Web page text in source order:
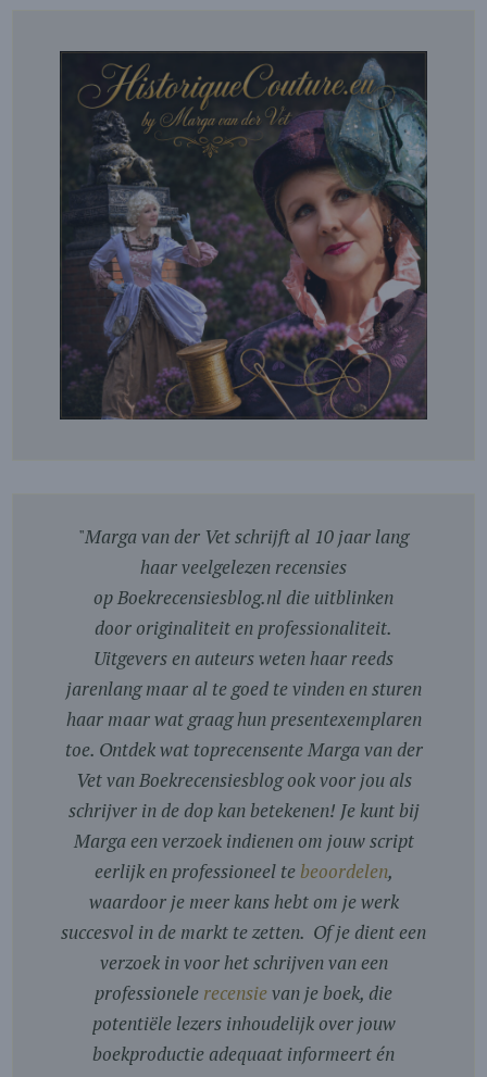
"Marga van der Vet schrijft al 10 jaar lang
haar veelgelezen recensies
op Boekrecensiesblog.nl die uitblinken
door originaliteit en professionaliteit.
Uitgevers en auteurs weten haar reeds
jarenlang maar al te goed te vinden en sturen
haar maar wat graag hun presentexemplaren
toe. Ontdek wat toprecensente Marga van der
Vet van Boekrecensiesblog ook voor jou als
schrijver in de dop kan betekenen! Je kunt bij
Marga een verzoek indienen om jouw script
eerlijk en professioneel te beoordelen,
waardoor je meer kans hebt om je werk
succesvol in de markt te zetten. Of je dient een
verzoek in voor het schrijven van een
professionele recensievan je boek, die
potentiële lezers inhoudelijk over jouw
boekproductie adequaat informeert én